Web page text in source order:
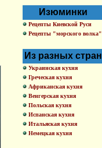
Изюминки
Рецепты Киевской Руси
Рецепты "морского волка"
Из разных стран
Украинская кухня
Греческая кухня
Африканская кухня
Венгерская кухня
Польская кухня
Испанская кухня
Итальяская кухня
Немецкая кухня